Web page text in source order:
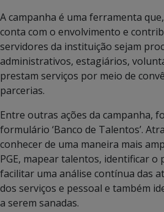
A campanha é uma ferramenta
conta com o envolvimento e
servidores da instituição sejam
administrativos, estagiários,
prestam serviços por meio de
parcerias.
Entre outras ações da campanha,
formulário ‘Banco de Talentos’.
conhecer de uma maneira mais
PGE, mapear talentos, identificar o
facilitar uma análise contínua das
dos serviços e pessoal e também
a serem sanadas.